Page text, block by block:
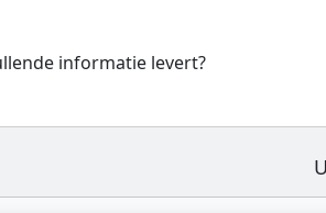
informatie levert?